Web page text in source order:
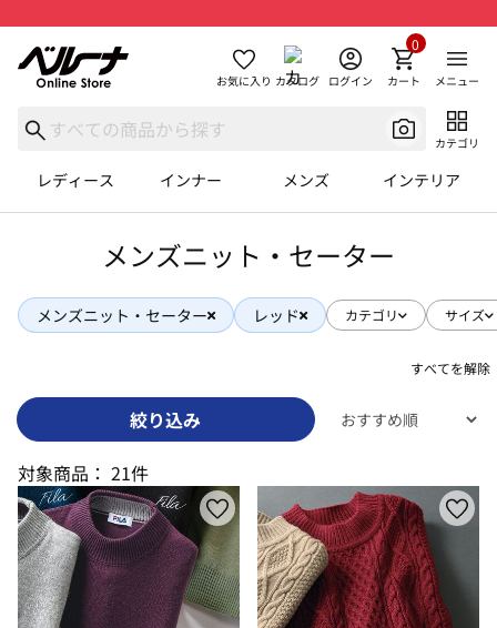
お気に入り カタログ ログイン カート
0
メニュー
カテゴリ
レディース インナー メンズ インテリア
メンズニット・セーター
メンズニット・セーター レッド カテゴリ サイズ
すべてを解除
絞り込み
対象商品： 21件